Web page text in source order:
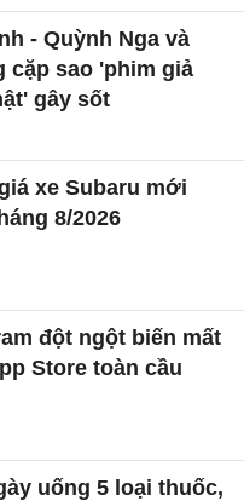
- Quỳnh Nga và
cặp sao 'phim giả
gây sốt
xe Subaru mới
8/2026
đột ngột biến mất
Store toàn cầu
uống 5 loại thuốc,